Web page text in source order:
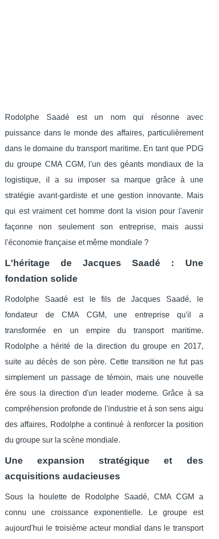
Rodolphe Saadé est un nom qui résonne avec
puissance dans le monde des affaires, particulièrement
dans le domaine du transport maritime. En tant que PDG
du groupe CMA CGM, l'un des géants mondiaux de la
logistique, il a su imposer sa marque grâce à une
stratégie avant-gardiste et une gestion innovante. Mais
qui est vraiment cet homme dont la vision pour l'avenir
façonne non seulement son entreprise, mais aussi
l'économie française et même mondiale ?
L'héritage de Jacques Saadé : Une
fondation solide
Rodolphe Saadé est le fils de Jacques Saadé, le
fondateur de CMA CGM, une entreprise qu'il a
transformée en un empire du transport maritime.
Rodolphe a hérité de la direction du groupe en 2017,
suite au décès de son père. Cette transition ne fut pas
simplement un passage de témoin, mais une nouvelle
ère sous la direction d'un leader moderne. Grâce à sa
compréhension profonde de l'industrie et à son sens aigu
des affaires, Rodolphe a continué à renforcer la position
du groupe sur la scène mondiale.
Une expansion stratégique et des
acquisitions audacieuses
Sous la houlette de Rodolphe Saadé, CMA CGM a
connu une croissance exponentielle. Le groupe est
aujourd'hui le troisième acteur mondial dans le transport